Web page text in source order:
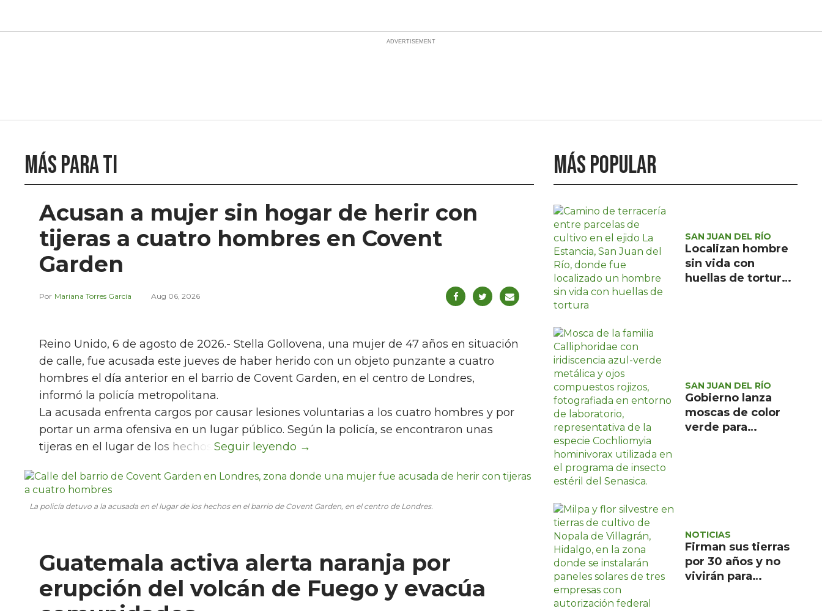
Más para ti
Acusan a mujer sin hogar de herir con
tijeras a cuatro hombres en Covent
Garden
Mariana Torres García Aug 06, 2026
La policía detuvo a la acusada en el lugar de los hechos en el barrio de Covent Garden, en el centro de Londres.
Reino Unido, 6 de agosto de 2026.- Stella Gollovena, una mujer de 47 años en situación
de calle, fue acusada este jueves de haber herido con un objeto punzante a cuatro
hombres el día anterior en el barrio de Covent Garden, en el centro de Londres,
informó la policía metropolitana.
La acusada enfrenta cargos por causar lesiones voluntarias a los cuatro hombres y por
portar un arma ofensiva en un lugar público. Según la policía, se encontraron unas
tijeras en el lugar de los hechos.
Más popular
SAN JUAN DEL RÍO
Localizan hombre
sin vida con
huellas de tortura
SAN JUAN DEL RÍO
Gobierno lanza
moscas de color
verde para
NOTICIAS
Firman sus tierras
por 30 años y no
vivirán para
Guatemala activa alerta naranja por
erupción del volcán de Fuego y evacúa